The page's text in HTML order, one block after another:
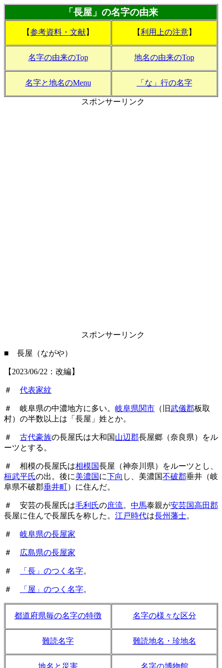
「長屋」の名字の由来
【参考資料・文献】 【利用上の注意】
名字の由来のTop 地名の由来のTop
名字と地名のMenu 「な」行の名字
スポンサーリンク
スポンサーリンク
■ 長屋（ながや）
【2023/06/22：改編】
＃ 代表家紋
＃ 岐阜県の中濃地方に多い。 岐阜県関市 （旧武儀郡板取
村）の半数以上は「長屋」姓とか。
＃ 古代豪族の長屋氏は大和国山辺郡長屋郷（奈良県）をル
ーツとする。
＃ 相模の長屋氏は相模国長屋（神奈川県）をルーツとし、
桓武平氏の出。後に美濃国に下向 し、美濃国不破郡垂井（岐
阜県不破郡垂井町）に住んだ。
＃ 安芸の長屋氏は毛利氏の庶流。 中馬泰親が安芸国高田郡
長屋に住んで長屋氏を称した。 江戸時代は長州藩士。
＃ 岐阜県の長屋家
＃ 広島県の長屋家
＃ 「長」のつく名字。
＃ 「屋」のつく名字。
都道府県毎の名字の特徴 名字の様々な区分
難読名字 難読地名・珍地名
地名と災害 名字の博物館